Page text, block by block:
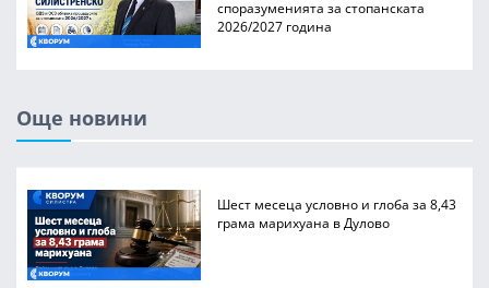
споразуменията за стопанската
2026/2027 година
Още новини
Шест месеца условно и глоба за 8,43
грама марихуана в Дулово